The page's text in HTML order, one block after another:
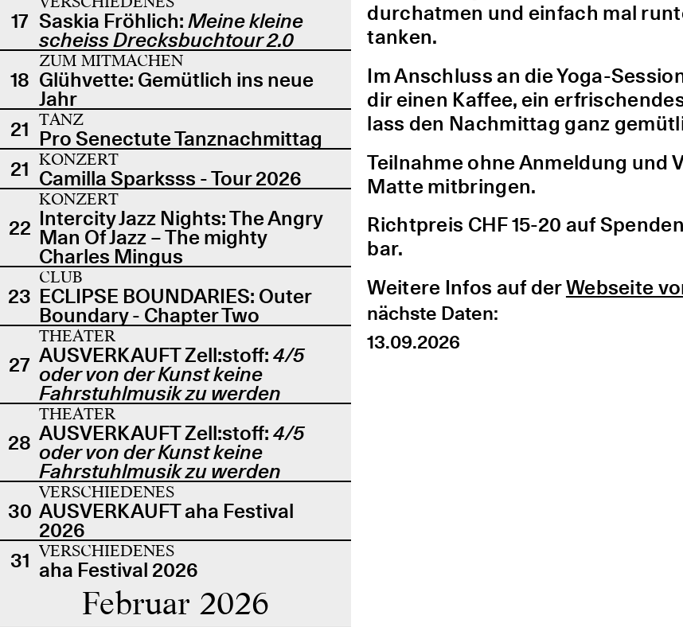
17 Saskia Fröhlich: Meine kleine
scheiss Drecksbuchtour 2.0
18
ZUM MITMACHEN
Glühvette: Gemütlich ins neue
Jahr
21 TANZ
Pro Senectute Tanznachmittag
21 KONZERT
Camilla Sparksss - Tour 2026
22
KONZERT
Intercity Jazz Nights: The Angry
Man Of Jazz – The mighty
Charles Mingus
23
CLUB
ECLIPSE BOUNDARIES: Outer
Boundary - Chapter Two
27
THEATER
AUSVERKAUFT Zell:stoff: 4/5
oder von der Kunst keine
Fahrstuhlmusik zu werden
28
THEATER
AUSVERKAUFT Zell:stoff: 4/5
oder von der Kunst keine
Fahrstuhlmusik zu werden
30
VERSCHIEDENES
AUSVERKAUFT aha Festival
2026
31 VERSCHIEDENES
aha Festival 2026
Februar 2026
durchatmen und einfach mal
tanken.
Im Anschluss an die Yoga-
dir einen Kaffee, ein
lass den Nachmittag ganz
Teilnahme ohne Anmeldung und
Matte mitbringen.
Richtpreis CHF 15-20 auf
bar.
Weitere Infos auf derWebseite
nächste Daten:
13.09.2026